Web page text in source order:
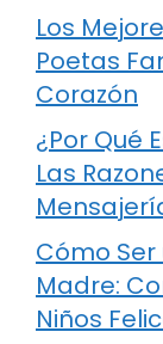
Los
Poetas
Corazón
¿Por Qué
Las
Cómo Ser
Madre:
Niños